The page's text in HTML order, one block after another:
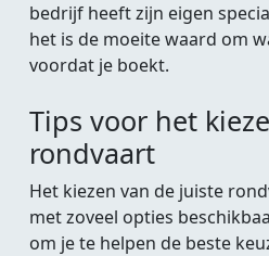
bedrijf heeft zijn eigen
het is de moeite waard om
voordat je boekt.
Tips voor het
rondvaart
Het kiezen van de juiste
met zoveel opties
om je te helpen de beste